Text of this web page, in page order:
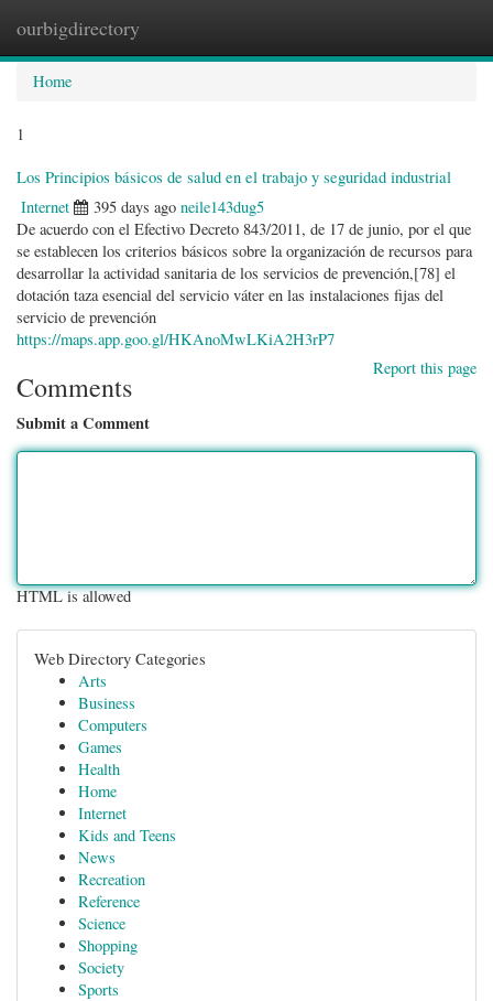
ourbigdirectory
Home
1
Los Principios básicos de salud en el trabajo y seguridad industrial
Internet 395 days ago neile143dug5
De acuerdo con el Efectivo Decreto 843/2011, de 17 de junio, por el que
se establecen los criterios básicos sobre la organización de recursos para
desarrollar la actividad sanitaria de los servicios de prevención,[78]​ el
dotación taza esencial del servicio váter en las instalaciones fijas del
servicio de prevención
https://maps.app.goo.gl/HKAnoMwLKiA2H3rP7
Report this page
Comments
Submit a Comment
HTML is allowed
Web Directory Categories
Arts
Business
Computers
Games
Health
Home
Internet
Kids and Teens
News
Recreation
Reference
Science
Shopping
Society
Sports